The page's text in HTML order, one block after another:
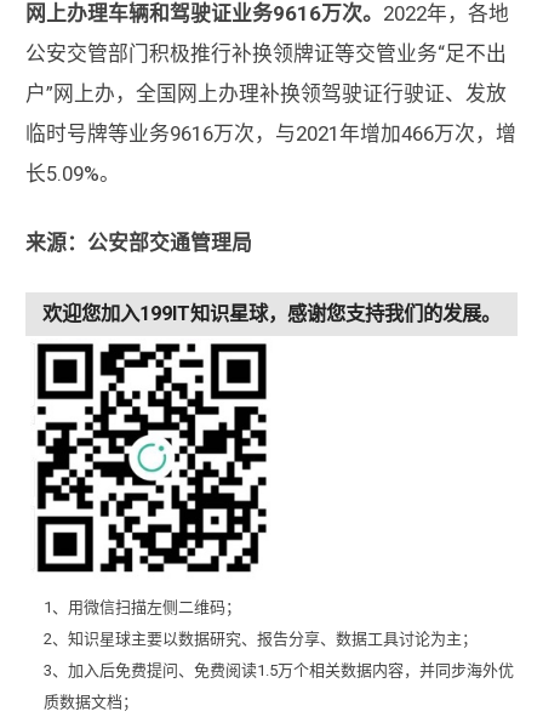
网上办理车辆和驾驶证业务9616万次。 2022年，各地
公安交管部门积极推行补换领牌证等交管业务“足不出
户”网上办，全国网上办理补换领驾驶证行驶证、发放
临时号牌等业务9616万次，与2021年增加466万次，增
长5.09%。
来源：公安部交通管理局
欢迎您加入199IT知识星球，感谢您支持我们的发展。
1、用微信扫描左侧二维码；
2、知识星球主要以数据研究、报告分享、数据工具讨论为主；
3、加入后免费提问、免费阅读1.5万个相关数据内容，并同步海外优
质数据文档；